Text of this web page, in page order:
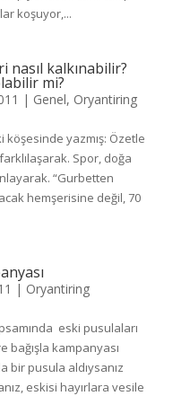
koşuyor,...
nasıl kalkınabilir?
mi?
| Genel, Oryantiring
yazmış: Özetle
Spor, doğa
“Gurbetten
hemşerisine değil, 70
| Oryantiring
eski pusulaları
bağışla kampanyası
bir pusula aldıysanız
eskisi hayırlara vesile